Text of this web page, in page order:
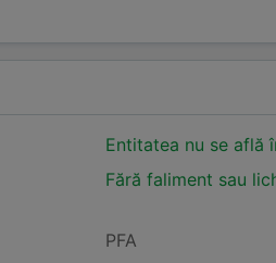
Entitatea nu se află
Fără faliment sau
PFA